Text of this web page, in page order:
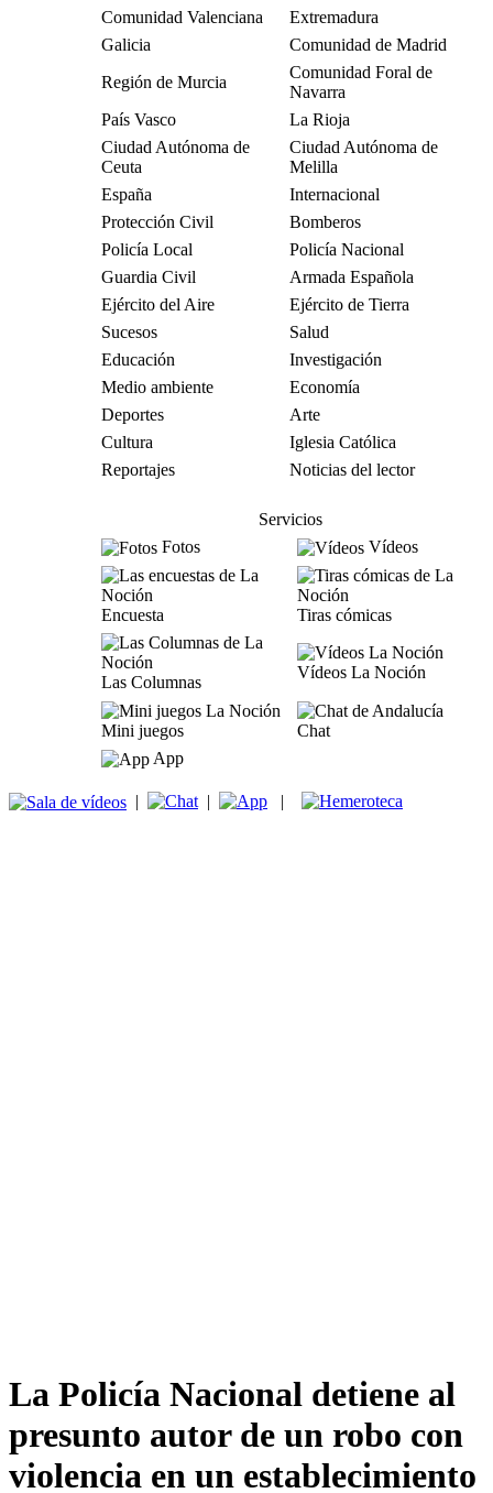
Comunidad Valenciana
Extremadura
Galicia
Comunidad de Madrid
Región de Murcia
Comunidad Foral de
Navarra
País Vasco
La Rioja
Ciudad Autónoma de
Ceuta
Ciudad Autónoma de
Melilla
España
Internacional
Protección Civil
Bomberos
Policía Local
Policía Nacional
Guardia Civil
Armada Española
Ejército del Aire
Ejército de Tierra
Sucesos
Salud
Educación
Investigación
Medio ambiente
Economía
Deportes
Arte
Cultura
Iglesia Católica
Reportajes
Noticias del lector
Servicios
Fotos
Vídeos
Encuesta Tiras cómicas
Las Columnas
Vídeos La Noción
Mini juegos
Chat
App
| | |
La Policía Nacional detiene al
presunto autor de un robo con
violencia en un establecimiento